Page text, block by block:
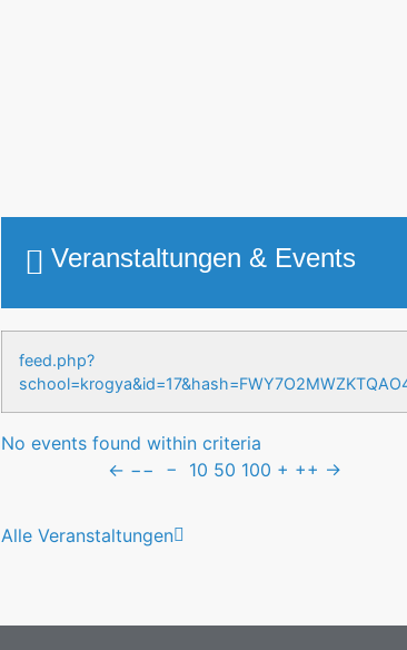
Veranstaltungen & Events
feed.php?
No events found within criteria
← −− − 10 50 100 + ++ →
Alle Veranstaltungen